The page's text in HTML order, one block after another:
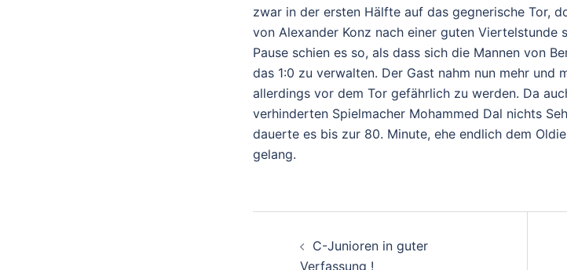
zwar in der ersten Hälfte auf das gegnerische Tor,
von Alexander Konz nach einer guten Viertelstunde
Pause schien es so, als dass sich die Mannen von
das 1:0 zu verwalten. Der Gast nahm nun mehr und
allerdings vor dem Tor gefährlich zu werden. Da
verhinderten Spielmacher Mohammed Dal nichts
dauerte es bis zur 80. Minute, ehe endlich dem
gelang.
C-Junioren in guter
Verfassung !